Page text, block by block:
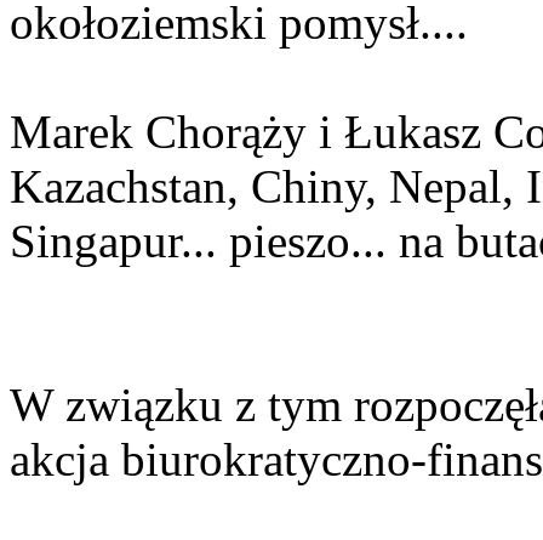
okołoziemski pomysł....
Marek Chorąży i Łukasz
Kazachstan, Chiny,
Singapur... pieszo... na
W związku z tym
akcja biurokratyczno-